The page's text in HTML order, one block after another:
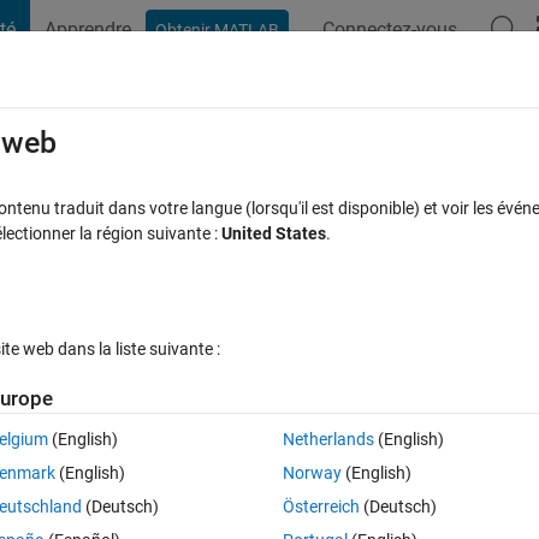
Apprendre Obtenir MATLAB Connectez-vous
annotation when adding one line to
Ouvrir dans MATLAB Online
i stumbled upon a weird effect and i really haven't any clue
traduit dans votre langue (lorsqu'il est disponible) et voir les
la région suivante :United States.
web dans la liste suivante :
(English)
(English)
(Deutsch)
Netherlands(English)
Norway(English)
Österreich (Deutsch)